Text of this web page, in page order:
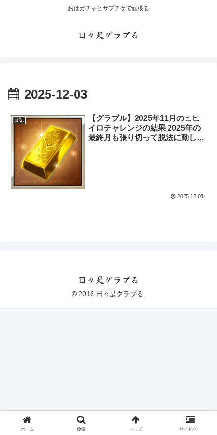
おはガチャとサプチケで頑張る
日々是グラブる
2025-12-03
日記
【グラブル】2025年11月のヒヒ
イロチャレンジの結果 2025年の
最終月も張り切って脱法に勤しん
2025.12.03
日々是グラブる
© 2016 日々是グラブる.
ホーム 検索 トップ サイドバー